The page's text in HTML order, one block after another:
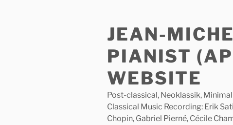
JEAN-
PIANIST
WEBSITE
Post-classical, Neoklassik,
Classical Music Recording: Erik
Chopin, Gabriel Pierné, Cécile